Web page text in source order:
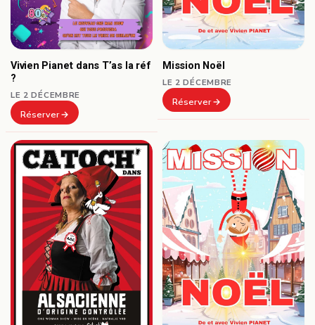
Vivien Pianet dans T’as la réf
?
LE 2 DÉCEMBRE
Réserver
Mission Noël
LE 2 DÉCEMBRE
Réserver